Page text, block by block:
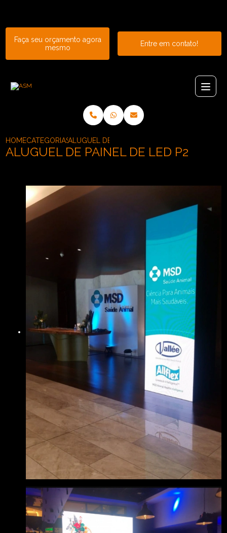
Faça seu orçamento agora
mesmo
Entre em contato!
HOMECATEGORIASALUGUEL DE PAINEL DE LED P2
ALUGUEL DE PAINEL DE LED P2